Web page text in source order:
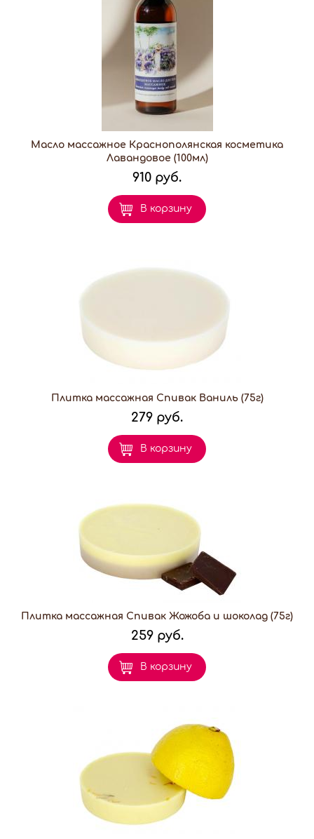
Масло массажное Краснополянская косметика
Лавандовое (100мл)
910 руб.
В корзину
Плитка массажная Спивак Ваниль (75г)
279 руб.
В корзину
Плитка массажная Спивак Жожоба и шоколад (75г)
259 руб.
В корзину